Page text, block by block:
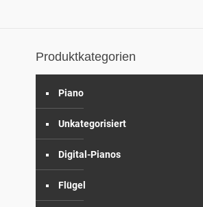
Produktkategorien
Piano
Unkategorisiert
Digital-Pianos
Flügel